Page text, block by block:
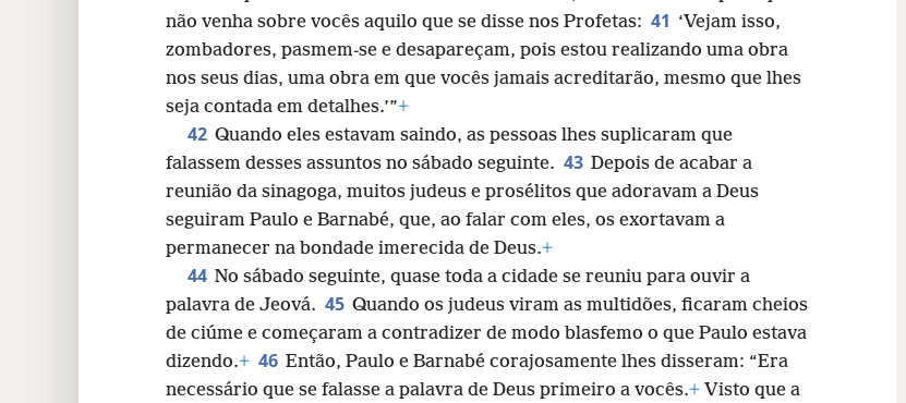
não venha sobre vocês aquilo que se disse nos Profetas: 41 ‘Vejam isso,
zombadores, pasmem-se e desapareçam, pois estou realizando uma obra
nos seus dias, uma obra em que vocês jamais acreditarão, mesmo que lhes
seja contada em detalhes.’”+
42 Quando eles estavam saindo, as pessoas lhes suplicaram que
falassem desses assuntos no sábado seguinte. 43 Depois de acabar a
reunião da sinagoga, muitos judeus e prosélitos que adoravam a Deus
seguiram Paulo e Barnabé, que, ao falar com eles, os exortavam a
permanecer na bondade imerecida de Deus.+
44 No sábado seguinte, quase toda a cidade se reuniu para ouvir a
palavra de Jeová. 45 Quando os judeus viram as multidões, ficaram cheios
de ciúme e começaram a contradizer de modo blasfemo o que Paulo estava
dizendo.+ 46 Então, Paulo e Barnabé corajosamente lhes disseram: “Era
necessário que se falasse a palavra de Deus primeiro a vocês.+ Visto que a